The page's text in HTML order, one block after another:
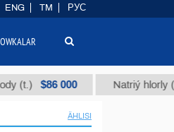
$86 000 Natriý hlorly (nahar
ÄHLISI
ENG TM РУС